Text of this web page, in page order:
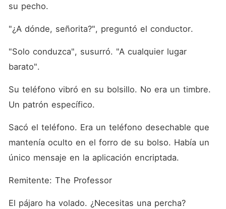
su pecho.
"¿A dónde, señorita?", preguntó el conductor.
"Solo conduzca", susurró. "A cualquier lugar
barato".
Su teléfono vibró en su bolsillo. No era un timbre.
Un patrón específico.
Sacó el teléfono. Era un teléfono desechable que
mantenía oculto en el forro de su bolso. Había un
único mensaje en la aplicación encriptada.
Remitente: The Professor
El pájaro ha volado. ¿Necesitas una percha?